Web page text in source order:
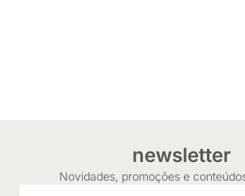
newsletter
Novidades, promoções e